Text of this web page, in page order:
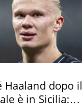
Haaland dopo il
è in Sicilia: